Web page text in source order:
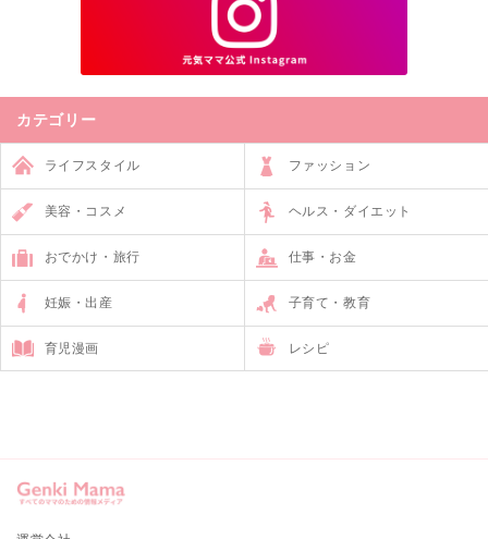
カテゴリー
ライフスタイル ファッション
美容・コスメ ヘルス・ダイエット
おでかけ・旅行 仕事・お金
妊娠・出産 子育て・教育
育児漫画 レシピ